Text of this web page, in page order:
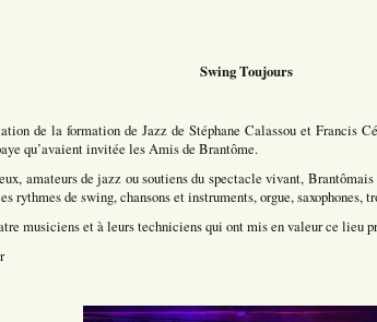
Swing Toujours
de la formation de Jazz de Stéphane Calassou et Francis
qu’avaient invitée les Amis de Brantôme.
amateurs de jazz ou soutiens du spectacle vivant,
rythmes de swing, chansons et instruments, orgue, saxophones,
musiciens et à leurs techniciens qui ont mis en valeur ce lieu